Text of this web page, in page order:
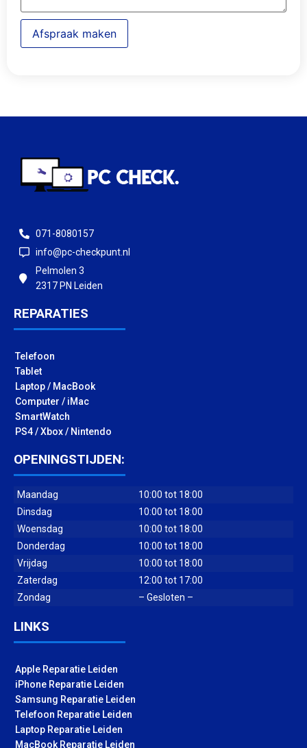
Afspraak maken
071-8080157
info@pc-checkpunt.nl
Pelmolen 3
2317 PN Leiden
REPARATIES
Telefoon
Tablet
Laptop / MacBook
Computer / iMac
SmartWatch
PS4 / Xbox / Nintendo
OPENINGSTIJDEN:
Maandag
10:00 tot 18:00
Dinsdag
10:00 tot 18:00
Woensdag
10:00 tot 18:00
Donderdag
10:00 tot 18:00
Vrijdag
10:00 tot 18:00
Zaterdag
12:00 tot 17:00
Zondag
– Gesloten –
LINKS
Apple Reparatie Leiden
iPhone Reparatie Leiden
Samsung Reparatie Leiden
Telefoon Reparatie Leiden
Laptop Reparatie Leiden
MacBook Reparatie Leiden